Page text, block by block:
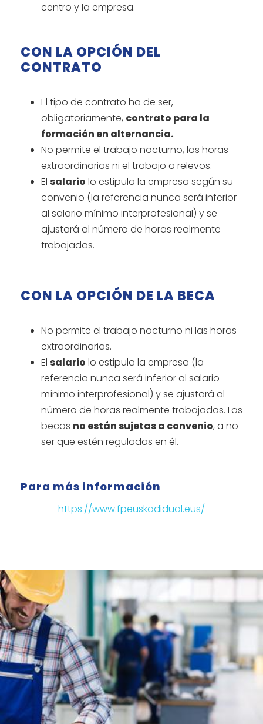
centro y la empresa.
CON LA OPCIÓN DEL
CONTRATO
El tipo de contrato ha de ser,
obligatoriamente, contrato para la
formación en alternancia..
No permite el trabajo nocturno, las horas
extraordinarias ni el trabajo a relevos.
El salario lo estipula la empresa según su
convenio (la referencia nunca será inferior
al salario mínimo interprofesional) y se
ajustará al número de horas realmente
trabajadas.
CON LA OPCIÓN DE LA BECA
No permite el trabajo nocturno ni las horas
extraordinarias.
El salario lo estipula la empresa (la
referencia nunca será inferior al salario
mínimo interprofesional) y se ajustará al
número de horas realmente trabajadas. Las
becas no están sujetas a convenio, a no
ser que estén reguladas en él.
Para más información
https://www.fpeuskadidual.eus/